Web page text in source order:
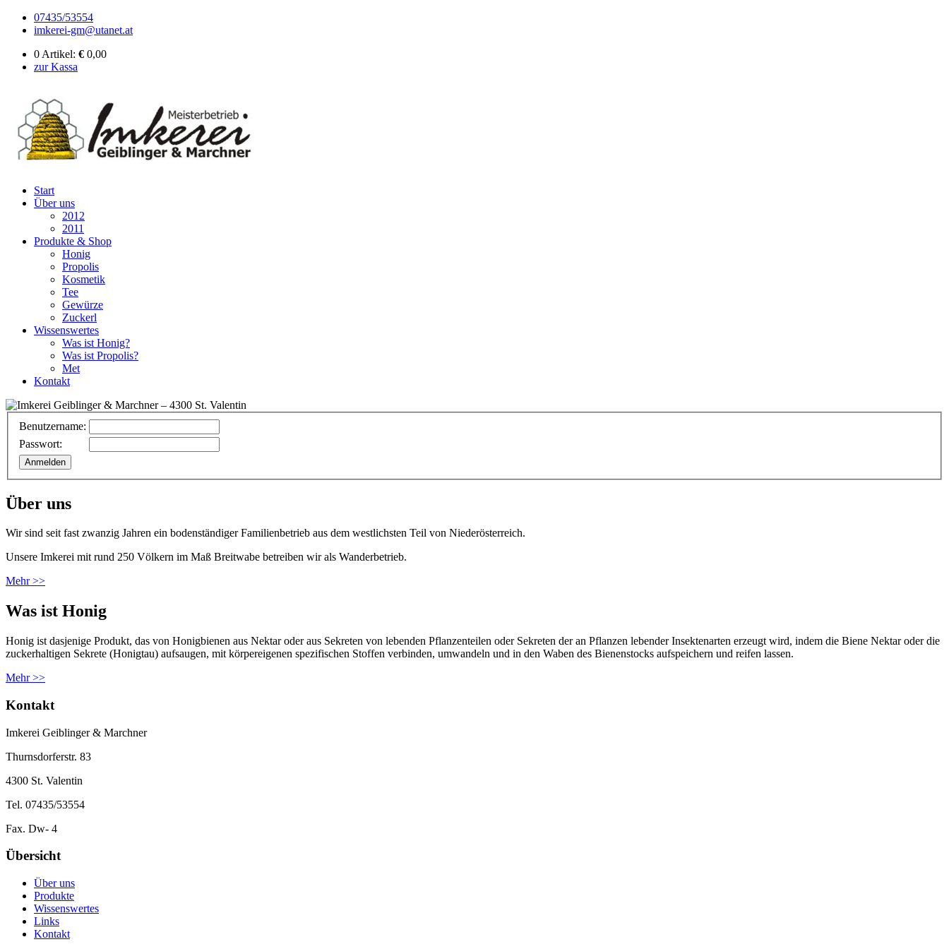
07435/53554
imkerei-gm@utanet.at
0 Artikel: € 0,00
zur Kassa
Start
Über uns
2012
2011
Produkte & Shop
Honig
Propolis
Kosmetik
Tee
Gewürze
Zuckerl
Wissenswertes
Was ist Honig?
Was ist Propolis?
Met
Kontakt
Benutzername:
Passwort:
Über uns
Wir sind seit fast zwanzig Jahren ein bodenständiger Familienbetrieb aus dem westlichsten Teil von Niederösterreich.
Unsere Imkerei mit rund 250 Völkern im Maß Breitwabe betreiben wir als Wanderbetrieb.
Mehr >>
Was ist Honig
Honig ist dasjenige Produkt, das von Honigbienen aus Nektar oder aus Sekreten von lebenden Pflanzenteilen oder Sekreten der an Pflanzen lebender Insektenarten erzeugt wird, indem die Biene Nektar oder die
zuckerhaltigen Sekrete (Honigtau) aufsaugen, mit körpereigenen spezifischen Stoffen verbinden, umwandeln und in den Waben des Bienenstocks aufspeichern und reifen lassen.
Mehr >>
Kontakt
Imkerei Geiblinger & Marchner
Thurnsdorferstr. 83
4300 St. Valentin
Tel. 07435/53554
Fax. Dw- 4
Übersicht
Über uns
Produkte
Wissenswertes
Links
Kontakt